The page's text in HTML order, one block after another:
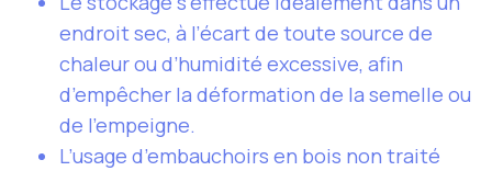
endroit sec, à l’écart de toute source de
chaleur ou d’humidité excessive, afin
d’empêcher la déformation de la semelle ou
de l’empeigne.
L’usage d’embauchoirs en bois non traité